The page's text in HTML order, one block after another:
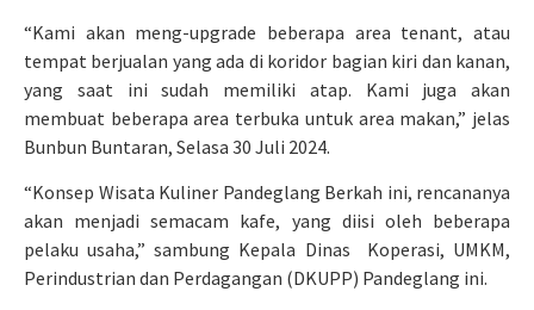
“Kami akan meng-upgrade beberapa area tenant, atau
tempat berjualan yang ada di koridor bagian kiri dan kanan,
yang saat ini sudah memiliki atap. Kami juga akan
membuat beberapa area terbuka untuk area makan,” jelas
Bunbun Buntaran, Selasa 30 Juli 2024.
“Konsep Wisata Kuliner Pandeglang Berkah ini, rencananya
akan menjadi semacam kafe, yang diisi oleh beberapa
pelaku usaha,” sambung Kepala Dinas Koperasi, UMKM,
Perindustrian dan Perdagangan (DKUPP) Pandeglang ini.